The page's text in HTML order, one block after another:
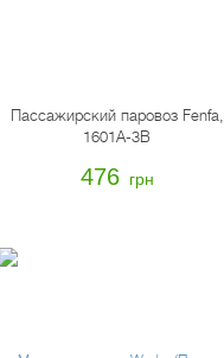
Пассажирский паровоз Fenfa,
1601A-3B
476 грн